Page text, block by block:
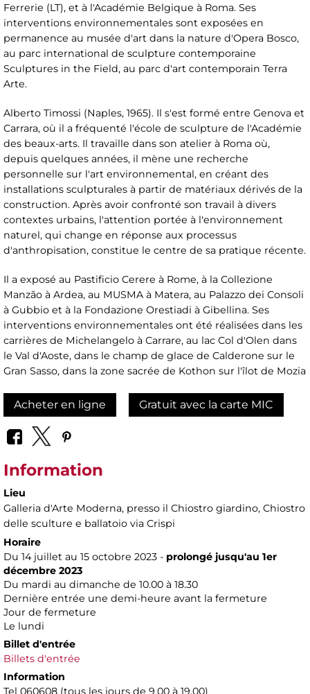
Ferrerie (LT), et à l'Académie Belgique à Roma. Ses
interventions environnementales sont exposées en
permanence au musée d'art dans la nature d'Opera Bosco,
au parc international de sculpture contemporaine
Sculptures in the Field, au parc d'art contemporain Terra
Arte.
Alberto Timossi (Naples, 1965). Il s'est formé entre Genova et
Carrara, où il a fréquenté l'école de sculpture de l'Académie
des beaux-arts. Il travaille dans son atelier à Roma où,
depuis quelques années, il mène une recherche
personnelle sur l'art environnemental, en créant des
installations sculpturales à partir de matériaux dérivés de la
construction. Après avoir confronté son travail à divers
contextes urbains, l'attention portée à l'environnement
naturel, qui change en réponse aux processus
d'anthropisation, constitue le centre de sa pratique récente.
Il a exposé au Pastificio Cerere à Rome, à la Collezione
Manzão à Ardea, au MUSMA à Matera, au Palazzo dei Consoli
à Gubbio et à la Fondazione Orestiadi à Gibellina. Ses
interventions environnementales ont été réalisées dans les
carrières de Michelangelo à Carrare, au lac Col d'Olen dans
le Val d'Aoste, dans le champ de glace de Calderone sur le
Gran Sasso, dans la zone sacrée de Kothon sur l'îlot de Mozia
Acheter en ligne Gratuit avec la carte MIC
Information
Lieu
Galleria d'Arte Moderna, presso il Chiostro giardino, Chiostro
delle sculture e ballatoio via Crispi
Horaire
Du 14 juillet au 15 octobre 2023 - prolongé jusqu'au 1er
décembre 2023
Du mardi au dimanche de 10.00 à 18.30
Dernière entrée une demi-heure avant la fermeture
Jour de fermeture
Le lundi
Billet d'entrée
Billets d'entrée
Information
Tel 060608 (tous les jours de 9.00 à 19.00)